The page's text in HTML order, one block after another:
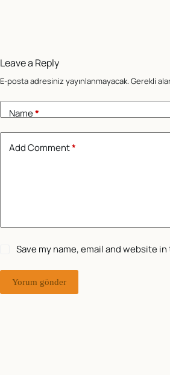
Leave a Reply
E-posta adresiniz yayınlanmayacak.Gerekli
Name*
Add Comment*
Save my name, email and website
Yorum gönder